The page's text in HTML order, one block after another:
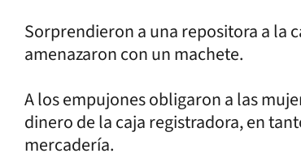
Sorprendieron a una repositora a la
amenazaron con un machete.
A los empujones obligaron a las
dinero de la caja registradora, en
mercadería.